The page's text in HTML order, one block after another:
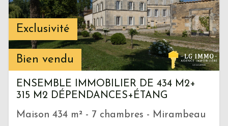
Bien vendu
Exclusivité
ENSEMBLE IMMOBILIER DE 434 M2+
315 M2 DÉPENDANCES+ÉTANG
Maison 434 m² - 7 chambres - Mirambeau